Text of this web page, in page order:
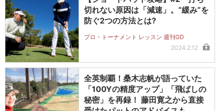
切れない原因は「減速」。“緩み”を
防ぐ2つの方法とは?
プロ・トーナメント レッスン 週刊GD
2024.2.12
全英制覇！桑木志帆が語っていた
「100Yの精度アップ」「飛ばしの
秘密」を再録！ 藤田寛之から直接